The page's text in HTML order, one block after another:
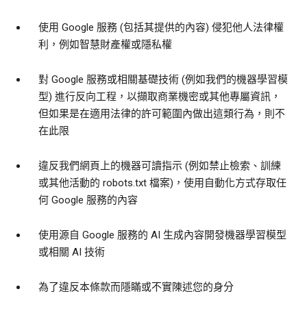
使用 Google 服務 (包括其提供的內容) 侵犯他人法律權
利，例如智慧財產權或隱私權
對 Google 服務或相關基礎技術 (例如我們的機器學習模
型) 進行反向工程，以擷取商業機密或其他專屬資訊，
但如果是在適用法律的許可範圍內做出這類行為，則不
在此限
違反我們網頁上的機器可讀指示 (例如禁止檢索、訓練
或其他活動的 robots.txt 檔案)，使用自動化方式存取任
何 Google 服務的內容
使用源自 Google 服務的 AI 生成內容開發機器學習模型
或相關 AI 技術
為了違反本條款而隱瞞或不實陳述您的身分